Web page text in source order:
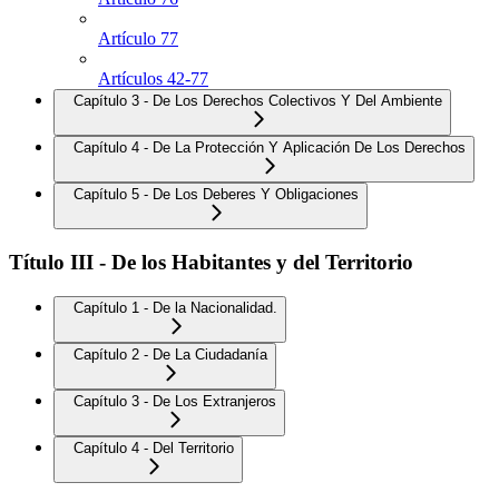
Artículo 77
Artículos 42-77
Capítulo 3 - De Los Derechos Colectivos Y Del Ambiente
Capítulo 4 - De La Protección Y Aplicación De Los Derechos
Capítulo 5 - De Los Deberes Y Obligaciones
Título III - De los Habitantes y del Territorio
Capítulo 1 - De la Nacionalidad.
Capítulo 2 - De La Ciudadanía
Capítulo 3 - De Los Extranjeros
Capítulo 4 - Del Territorio